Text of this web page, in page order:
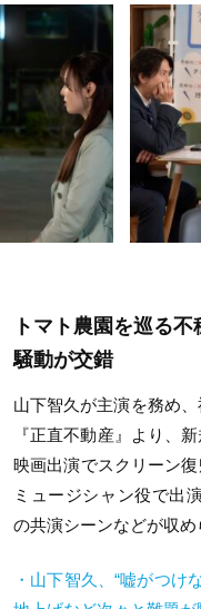
トマト農園を巡る
騒動が交錯
山下智久が主演を務め
『正直不動産』より、
映画出演でスクリーン
ミュージシャン役で出
の共演シーンなどが収め
・山下智久、“嘘がつけ